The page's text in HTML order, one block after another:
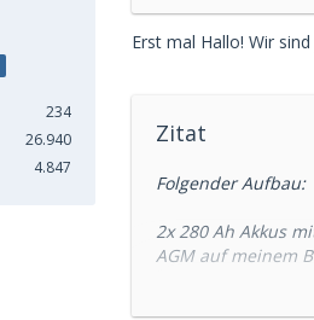
234
26.940
4.847
Erst mal Hallo! Wir
Zitat
Folgender Aufbau:
2x 280 Ah Akkus
AGM auf meinem
Alles Li-geeignet,